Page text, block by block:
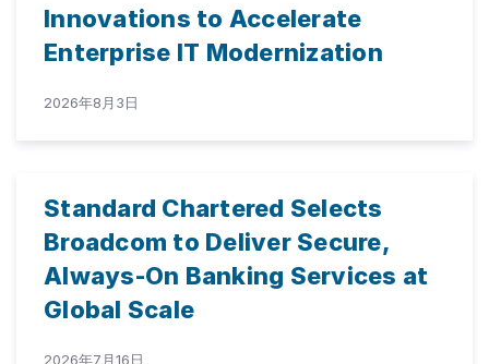
Innovations to Accelerate
Enterprise IT Modernization
2026年8月3日
Standard Chartered Selects
Broadcom to Deliver Secure,
Always-On Banking Services at
Global Scale
2026年7月16日